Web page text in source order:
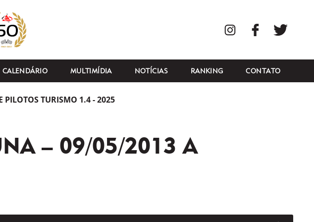
InstagramFacebook
CALENDÁRIO MULTIMÍDIA NOTÍCIAS RANKING CONTATO
PILOTOS TURISMO 1.4 - 2025
– 09/05/2013 A